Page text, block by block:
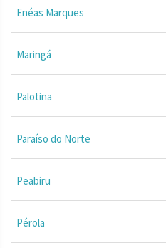
Enéas Marques
Maringá
Palotina
Paraíso do Norte
Peabiru
Pérola